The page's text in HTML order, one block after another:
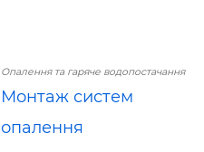
Опалення та гаряче водопостачання
Монтаж систем
опалення